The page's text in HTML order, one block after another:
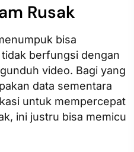
Rusak
bisa
berfungsi dengan
video. Bagi yang
data sementara
untuk mempercepat
ini justru bisa memicu